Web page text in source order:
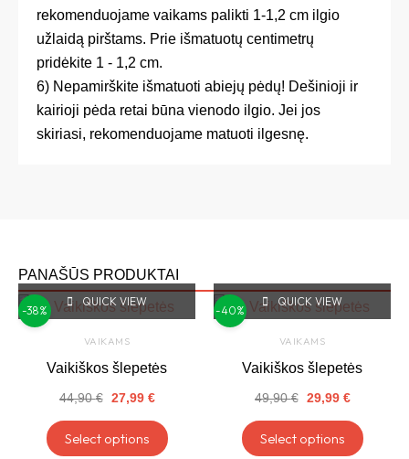
rekomenduojame vaikams palikti 1-1,2 cm ilgio
užlaidą pirštams. Prie išmatuotų centimetrų
pridėkite 1 - 1,2 cm.
6) Nepamirškite išmatuoti abiejų pėdų! Dešinioji ir
kairioji pėda retai būna vienodo ilgio. Jei jos
skiriasi, rekomenduojame matuoti ilgesnę.
PANAŠŪS PRODUKTAI
-38%
QUICK VIEW
VAIKAMS
Vaikiškos šlepetės
44,90€
Original
price
27,99 €
Current
price
Select options
This
-40%
QUICK VIEW
VAIKAMS
Vaikiškos šlepetės
49,90€
Original
price
29,99 €
Current
price
Select options
This